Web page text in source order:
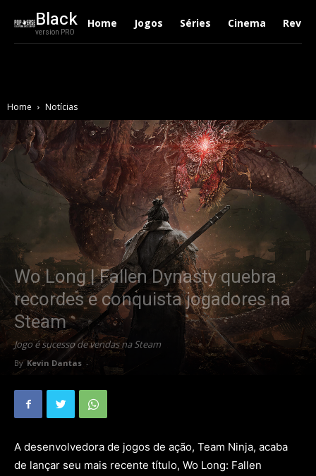
Black
version PRO
Home Jogos Séries Cinema
Home Notícias
Wo Long | Fallen Dynasty quebra
recordes e conquista jogadores na
Steam
Jogo é sucesso de vendas na Steam
By Kevin Dantas -
A desenvolvedora de jogos de ação, Team Ninja, acaba
de lançar seu mais recente título, Wo Long: Fallen